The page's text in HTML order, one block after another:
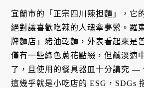
宜蘭市的「正宗四川辣担麵」，它
絕對讓喜歡吃辣的人魂牽夢縈。羅
牌麵店」豬油乾麵，外表看起來是
僅有一些綠色蔥花點綴，但鹹淡適
了，且使用的餐具器皿十分講究 —
這幾乎就是小吃店的 ESG，SDGs